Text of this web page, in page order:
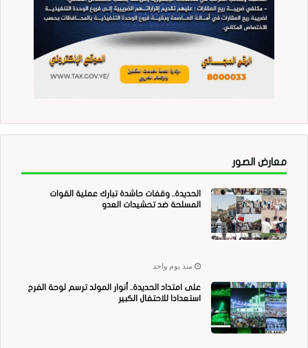
معارض الصور
الحديدة.. وقفات حاشدة تبارك عملية القوات
المسلحة ضد تحشيدات العدو
منذ يوم واحد
على امتداد الحديدة.. أنوار المولد ترسم لوحة الفرح
استعدادا للاحتفال الكبير